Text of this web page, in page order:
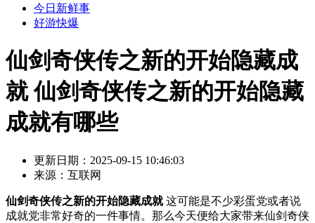
今日新鲜事
好游快爆
仙剑奇侠传之新的开始隐藏成
就 仙剑奇侠传之新的开始隐藏
成就有哪些
更新日期： 2025-09-15 10:46:03
来源： 互联网
仙剑奇侠传之新的开始隐藏成就这可能是不少彩蛋党或者说
成就党非常好奇的一件事情。那么今天便给大家带来仙剑奇侠